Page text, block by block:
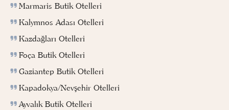
Marmaris Butik Otelleri
Kalymnos Adası Otelleri
Kazdağları Otelleri
Foça Butik Otelleri
Gaziantep Butik Otelleri
Kapadokya/Nevşehir Otelleri
Ayvalık Butik Otelleri